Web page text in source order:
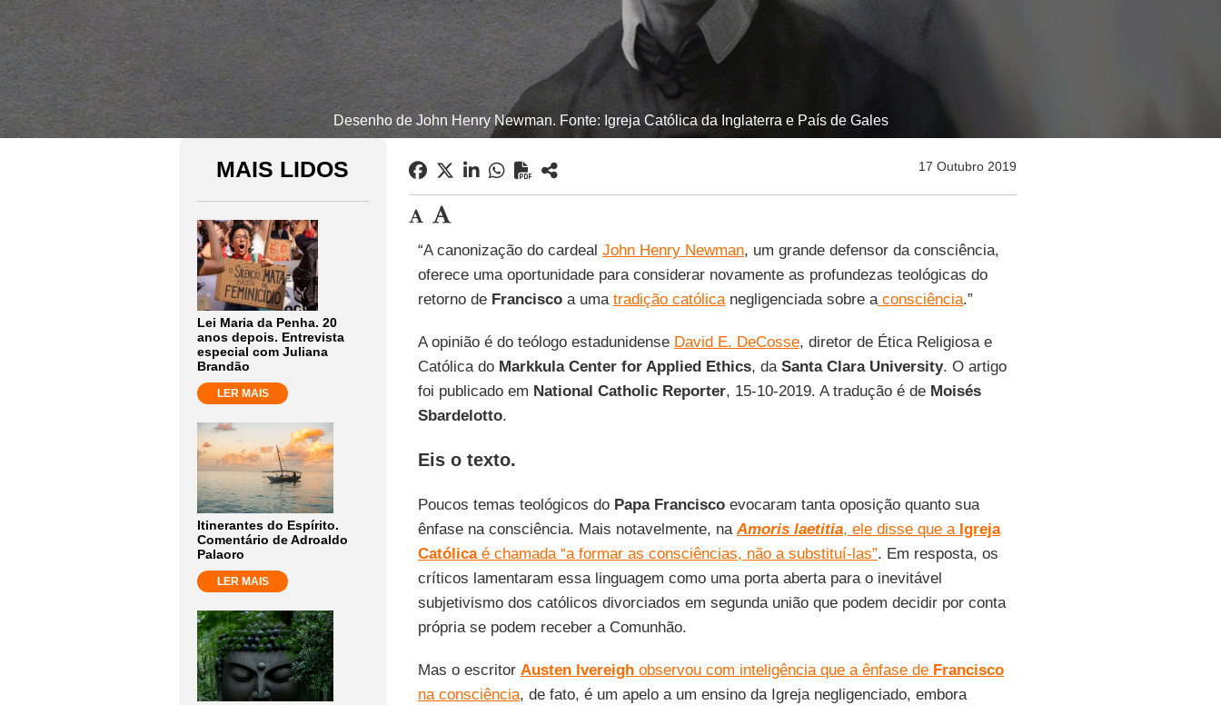
Desenho de John Henry Newman. Fonte: Igreja Católica da Inglaterra e País de Gales
MAIS LIDOS
Lei Maria da Penha. 20
anos depois. Entrevista
especial com Juliana
Brandão
LER MAIS
Itinerantes do Espírito.
Comentário de Adroaldo
Palaoro
LER MAIS
17 Outubro 2019
“A canonização do cardeal John Henry Newman, um grande defensor da consciência,
oferece uma oportunidade para considerar novamente as profundezas teológicas do
retorno de Franciscoa uma tradição católicanegligenciada sobre aconsciência.”
A opinião é do teólogo estadunidense David E. DeCosse, diretor de Ética Religiosa e
Católica do Markkula Center for Applied Ethics, da Santa Clara University. O artigo
foi publicado em National Catholic Reporter, 15-10-2019. A tradução é de Moisés
Sbardelotto.
Eis o texto.
Poucos temas teológicos do Papa Franciscoevocaram tanta oposição quanto sua
ênfase na consciência. Mais notavelmente, naAmoris laetitia, ele disse que a Igreja
Católicaé chamada “a formar as consciências, não a substituí-las”. Em resposta, os
críticos lamentaram essa linguagem como uma porta aberta para o inevitável
subjetivismo dos católicos divorciados em segunda união que podem decidir por conta
própria se podem receber a Comunhão.
Mas o escritor Austen Ivereighobservou com inteligência que a ênfase de Francisco
na consciência, de fato, é um apelo a um ensino da Igreja negligenciado, embora